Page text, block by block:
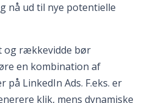
nå ud til nye potentielle
og rækkevidde bør
en kombination af
LinkedIn Ads. F.eks. er
klik, mens dynamiske